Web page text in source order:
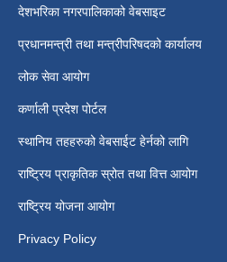
देशभरिका नगरपालिकाको वेबसाइट
प्रधानमन्त्री तथा मन्त्रीपरिषदको कार्यालय
लोक सेवा आयोग
कर्णाली प्रदेश पोर्टल
स्थानिय तहहरुको वेबसाईट हेर्नको लागि
राष्ट्रिय प्राकृतिक स्रोत तथा वित्त आयोग
राष्ट्रिय योजना आयोग
Privacy Policy